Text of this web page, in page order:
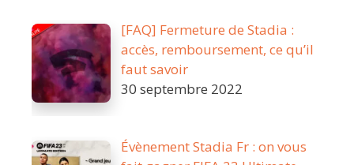
[FAQ] Fermeture de Stadia :
accès, remboursement, ce qu’il
faut savoir
30 septembre 2022
Évènement Stadia Fr : on vous